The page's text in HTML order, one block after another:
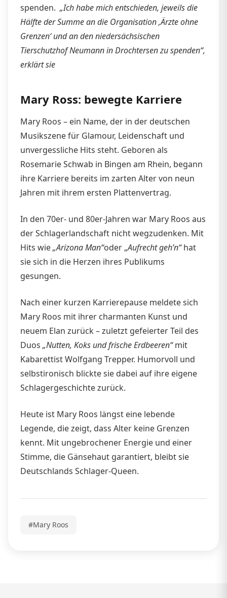
spenden. „Ich habe mich entschieden, jeweils die
Hälfte der Summe an die Organisation ‚Ärzte ohne
Grenzen‘ und an den niedersächsischen
Tierschutzhof Neumann in Drochtersen zu spenden“,
erklärt sie
Mary Ross: bewegte Karriere
Mary Roos – ein Name, der in der deutschen
Musikszene für Glamour, Leidenschaft und
unvergessliche Hits steht. Geboren als
Rosemarie Schwab in Bingen am Rhein, begann
ihre Karriere bereits im zarten Alter von neun
Jahren mit ihrem ersten Plattenvertrag.
In den 70er- und 80er-Jahren war Mary Roos aus
der Schlagerlandschaft nicht wegzudenken. Mit
Hits wie„Arizona Man“oder „Aufrecht geh’n“hat
sie sich in die Herzen ihres Publikums
gesungen.
Nach einer kurzen Karrierepause meldete sich
Mary Roos mit ihrer charmanten Kunst und
neuem Elan zurück – zuletzt gefeierter Teil des
Duos „Nutten, Koks und frische Erdbeeren“mit
Kabarettist Wolfgang Trepper. Humorvoll und
selbstironisch blickte sie dabei auf ihre eigene
Schlagergeschichte zurück.
Heute ist Mary Roos längst eine lebende
Legende, die zeigt, dass Alter keine Grenzen
kennt. Mit ungebrochener Energie und einer
Stimme, die Gänsehaut garantiert, bleibt sie
Deutschlands Schlager-Queen.
#Mary Roos